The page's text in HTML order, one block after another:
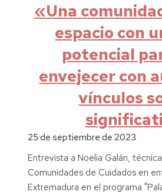
«Una
espacio con
potencial
envejecer con
vínculos
25 de septiembre de 2023
Entrevista a Noelia Galán,
Comunidades de Cuidados en
Extremadura en el programa